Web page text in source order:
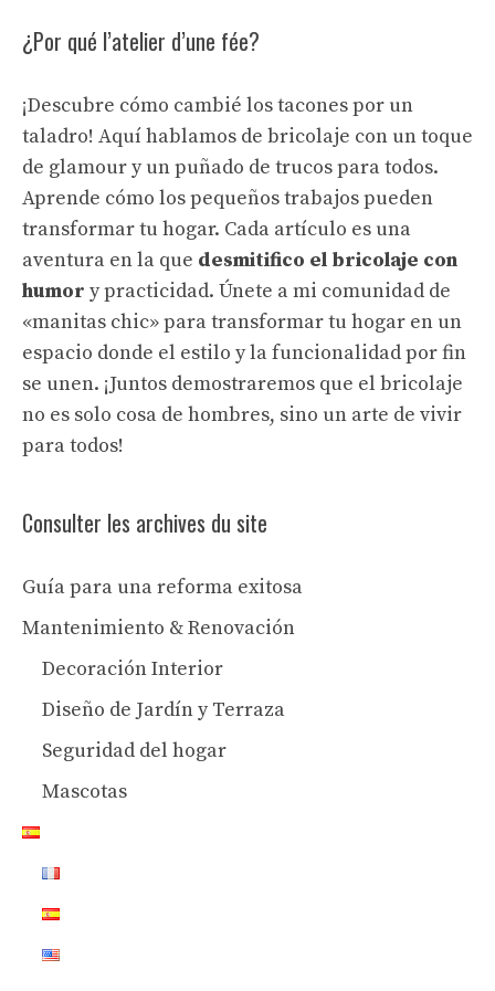
¿Por qué l’atelier d’une fée?
¡Descubre cómo cambié los tacones por un
taladro! Aquí hablamos de bricolaje con un toque
de glamour y un puñado de trucos para todos.
Aprende cómo los pequeños trabajos pueden
transformar tu hogar. Cada artículo es una
aventura en la que desmitifico el bricolaje con
humor y practicidad. Únete a mi comunidad de
«manitas chic» para transformar tu hogar en un
espacio donde el estilo y la funcionalidad por fin
se unen. ¡Juntos demostraremos que el bricolaje
no es solo cosa de hombres, sino un arte de vivir
para todos!
Consulter les archives du site
Guía para una reforma exitosa
Mantenimiento & Renovación
Decoración Interior
Diseño de Jardín y Terraza
Seguridad del hogar
Mascotas